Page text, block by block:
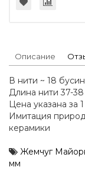
Описание
В нити ~ 18 бусин
Длина нити 37-
Цена указана за
Имитация
керамики
Жемчуг
мм